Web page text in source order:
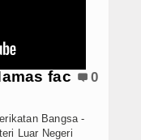
fac 0
Bangsa -
Luar Negeri